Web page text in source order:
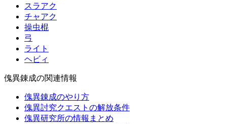
スラアク
チャアク
操虫棍
弓
ライト
ヘビィ
傀異錬成の関連情報
傀異錬成のやり方
傀異討究クエストの解放条件
傀異研究所の情報まとめ